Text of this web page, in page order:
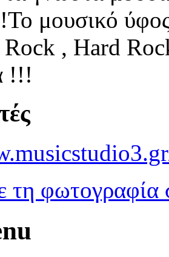
μουσικό
, Hard
!!!
τη φωτογραφία